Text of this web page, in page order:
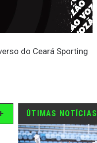
do Ceará Sporting
ÚTIMAS NOTÍCIAS